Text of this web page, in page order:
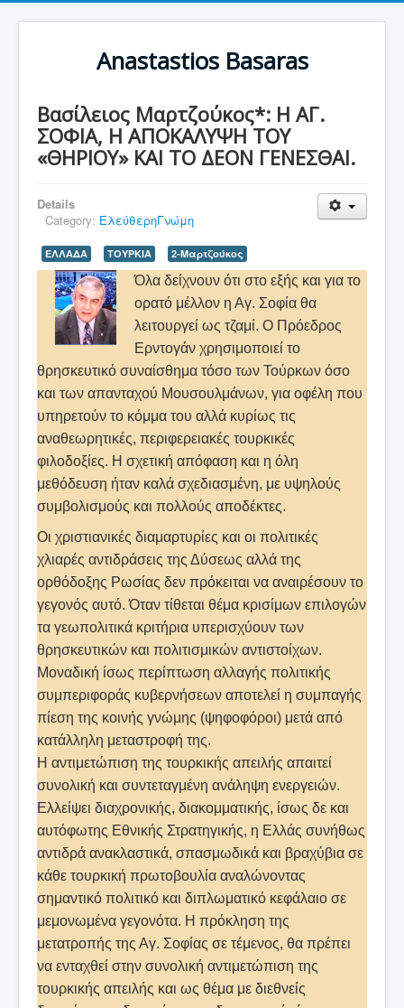
Anastastios Basaras
Βασίλειος Μαρτζούκος*: Η ΑΓ.
ΣΟΦΙΑ, Η ΑΠΟΚΑΛΥΨΗ ΤΟΥ
«ΘΗΡΙΟΥ» ΚΑΙ ΤΟ ΔΕΟΝ ΓΕΝΕΣΘΑΙ.
Details
Category: ΕλεύθερηΓνώμη
ΕΛΛΑΔΑ ΤΟΥΡΚΙΑ 2-Μαρτζούκος
Όλα δείχνουν ότι στο εξής και για το
ορατό μέλλον η Αγ. Σοφία θα
λειτουργεί ως τζαμί. Ο Πρόεδρος
Ερντογάν χρησιμοποιεί το
θρησκευτικό συναίσθημα τόσο των Τούρκων όσο
και των απανταχού Μουσουλμάνων, για οφέλη που
υπηρετούν το κόμμα του αλλά κυρίως τις
αναθεωρητικές, περιφερειακές τουρκικές
φιλοδοξίες. Η σχετική απόφαση και η όλη
μεθόδευση ήταν καλά σχεδιασμένη, με υψηλούς
συμβολισμούς και πολλούς αποδέκτες.
Οι χριστιανικές διαμαρτυρίες και οι πολιτικές
χλιαρές αντιδράσεις της Δύσεως αλλά της
ορθόδοξης Ρωσίας δεν πρόκειται να αναιρέσουν το
γεγονός αυτό. Όταν τίθεται θέμα κρισίμων επιλογών
τα γεωπολιτικά κριτήρια υπερισχύουν των
θρησκευτικών και πολιτισμικών αντιστοίχων.
Μοναδική ίσως περίπτωση αλλαγής πολιτικής
συμπεριφοράς κυβερνήσεων αποτελεί η συμπαγής
πίεση της κοινής γνώμης (ψηφοφόροι) μετά από
κατάλληλη μεταστροφή της.
Η αντιμετώπιση της τουρκικής απειλής απαιτεί
συνολική και συντεταγμένη ανάληψη ενεργειών.
Ελλείψει διαχρονικής, διακομματικής, ίσως δε και
αυτόφωτης Εθνικής Στρατηγικής, η Ελλάς συνήθως
αντιδρά ανακλαστικά, σπασμωδικά και βραχύβια σε
κάθε τουρκική πρωτοβουλία αναλώνοντας
σημαντικό πολιτικό και διπλωματικό κεφάλαιο σε
μεμονωμένα γεγονότα. Η πρόκληση της
μετατροπής της Αγ. Σοφίας σε τέμενος, θα πρέπει
να ενταχθεί στην συνολική αντιμετώπιση της
τουρκικής απειλής και ως θέμα με διεθνείς